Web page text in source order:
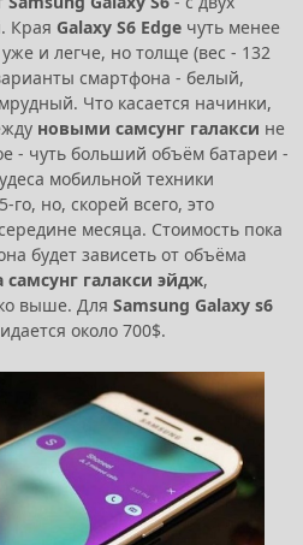
Края Galaxy S6 Edge чуть менее
и легче, но толще (вес - 132
смартфона - белый,
Что касается начинки,
новыми самсунг галакси не
- чуть больший объём батареи -
мобильной техники
но, скорей всего, это
месяца. Стоимость пока
будет зависеть от объёма
самсунг галакси эйдж,
выше. Для Samsung Galaxy s6
около 700$.